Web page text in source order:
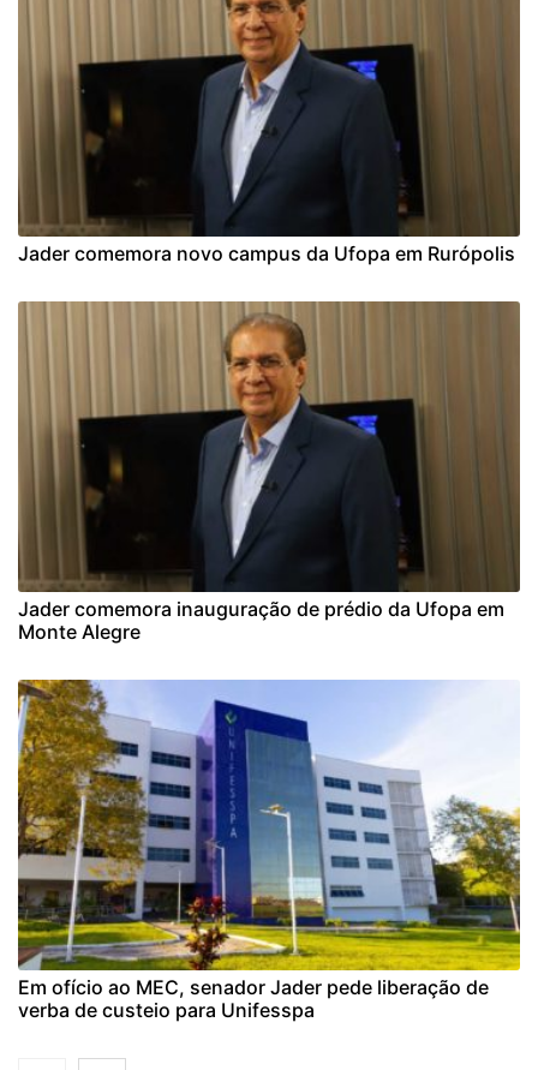
Jader comemora novo campus da Ufopa em Rurópolis
Jader comemora inauguração de prédio da Ufopa em
Monte Alegre
Em ofício ao MEC, senador Jader pede liberação de
verba de custeio para Unifesspa